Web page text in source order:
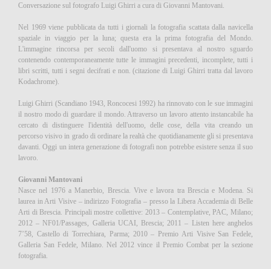
Conversazione sul fotografo Luigi Ghirri a cura di Giovanni Mantovani.
Nel 1969 viene pubblicata da tutti i giornali la fotografia scattata dalla navicella
spaziale in viaggio per la luna; questa era la prima fotografia del Mondo.
L'immagine rincorsa per secoli dall'uomo si presentava al nostro sguardo
contenendo contemporaneamente tutte le immagini precedenti, incomplete, tutti i
libri scritti, tutti i segni decifrati e non. (citazione di Luigi Ghirri tratta dal lavoro
Kodachrome).
Luigi Ghirri (Scandiano 1943, Roncocesi 1992) ha rinnovato con le sue immagini
il nostro modo di guardare il mondo. Attraverso un lavoro attento instancabile ha
cercato di distinguere l'identità dell'uomo, delle cose, della vita creando un
percorso visivo in grado di ordinare la realtà che quotidianamente gli si presentava
davanti. Oggi un intera generazione di fotografi non potrebbe esistere senza il suo
lavoro.
Giovanni Mantovani
Nasce nel 1976 a Manerbio, Brescia. Vive e lavora tra Brescia e Modena. Si
laurea in Arti Visive – indirizzo Fotografia – presso la Libera Accademia di Belle
Arti di Brescia. Principali mostre collettive: 2013 – Contemplative, PAC, Milano;
2012 – NF01/Passages, Galleria UCAI, Brescia; 2011 – Listen here anghelos
7’58, Castello di Torrechiara, Parma; 2010 – Premio Arti Visive San Fedele,
Galleria San Fedele, Milano. Nel 2012 vince il Premio Combat per la sezione
fotografia.